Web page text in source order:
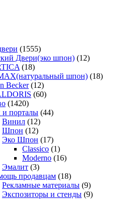
(1555)
Двери(эко шпон) (12)
(18)
шпон) (18)
Becker (12)
(60)
(1420)
и порталы (44)
Винил (12)
Шпон (12)
Эко Шпон (17)
Classico (1)
Moderno (16)
Эмалит (3)
продавцам (18)
Рекламные материалы (9)
Экспозиторы и стенды (9)